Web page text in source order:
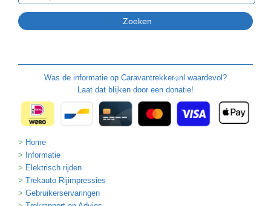
Was de informatie op Caravantrekker🙂nl waardevol?
Laat dat blijken door een donatie!
Home
Informatie
Elektrisch rijden
Trekauto Rijimpressies
Gebruikerservaringen